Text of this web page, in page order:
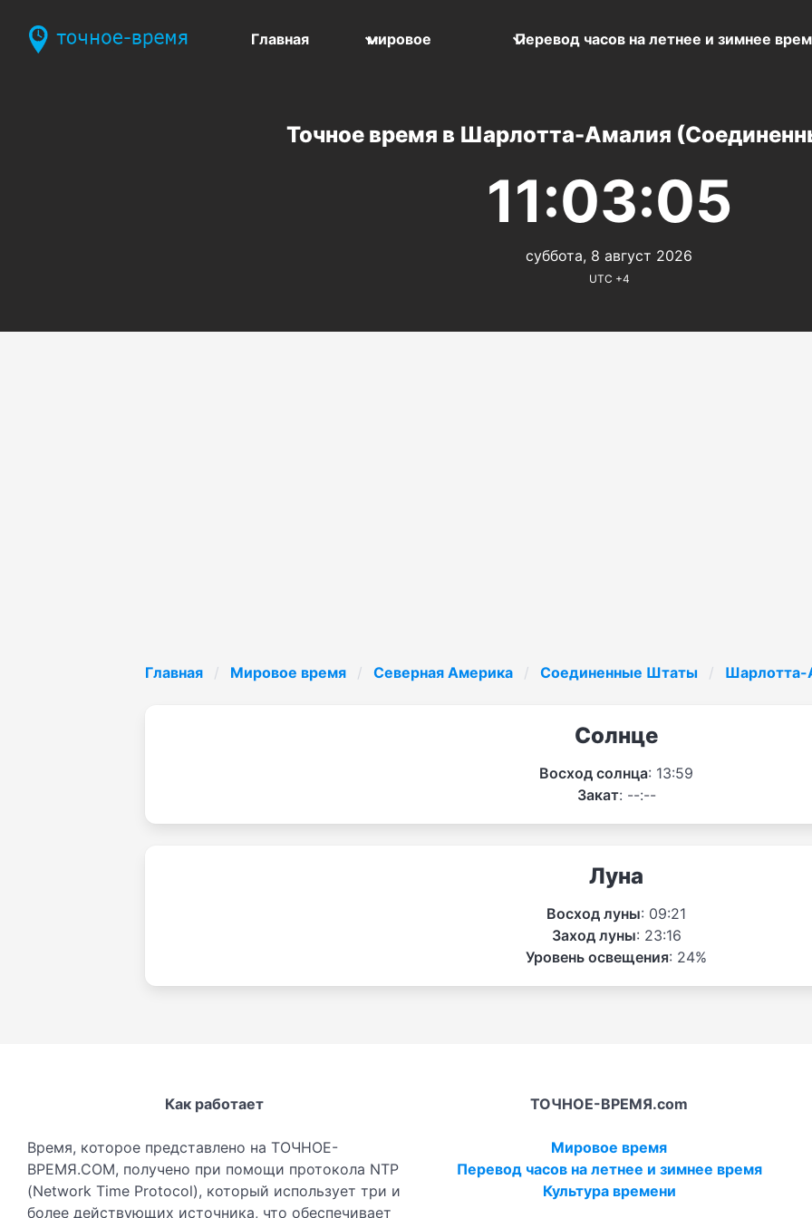
Главная мировое Перевод часов на летнее и зимнее
Точное время в Шарлотта-Амалия
11:03:05
суббота, 8 август 2026
UTC +4
Главная Мировое время Северная Америка Соединенные Штаты Шарлотта-
Солнце
Восход солнца: 13:59
Закат: --:--
Луна
Восход луны: 09:21
Заход луны: 23:16
Уровень освещения: 24%
Как работает
Время, которое представлено на ТОЧНОЕ-
ВРЕМЯ.COM, получено при помощи протокола NTP
(Network Time Protocol), который использует три и
более действующих источника, что обеспечивает
ТОЧНОЕ-ВРЕМЯ.com
Мировое время
Перевод часов на летнее и зимнее время
Культура времени